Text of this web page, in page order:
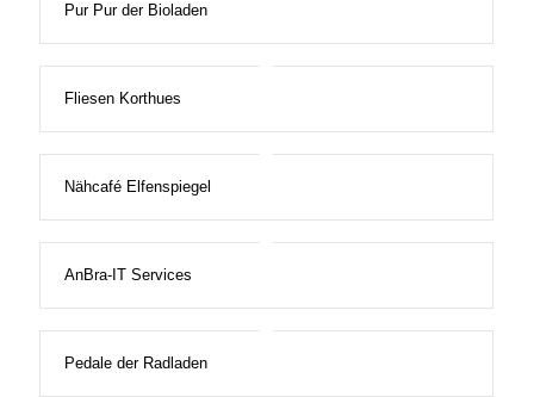
Pur Pur der Bioladen
Fliesen Korthues
Nähcafé Elfenspiegel
AnBra-IT Services
Pedale der Radladen